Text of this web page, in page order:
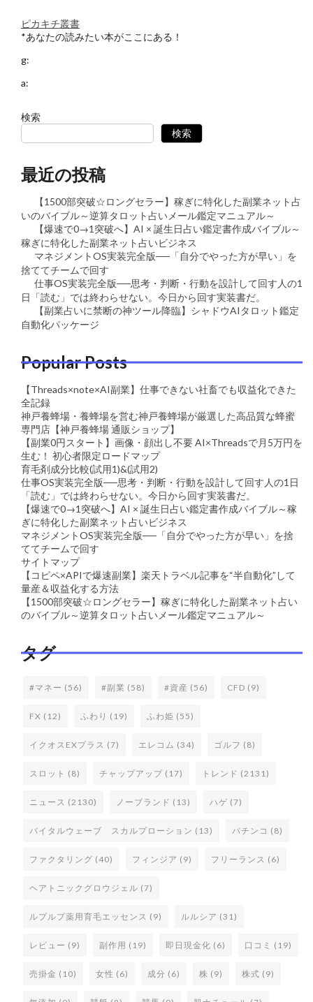
ピカキチ叢書
*あなたの読みたい本がここにある！
g:
a:
検索
検索
最近の投稿
【1500部突破☆ロングセラー】稼ぎに特化した副業ネット占
いのバイブル～逆算タロット占いメール鑑定マニュアル～
【爆速で0→1突破へ】AI × 誕生日占い鑑定書作成バイブル～
稼ぎに特化した副業ネット占いビジネス
マネジメントOS実装完全版──「自分でやった方が早い」を
捨ててチームで回す
仕事OS実装完全版──思考・判断・行動を設計して回す人の1
日「読む」では終わらせない。今日から回す実装書だ。
【副業占いに禁断の神ツール降臨】シャドウAIタロット鑑定
自動化パッケージ
Popular Posts
【Threads×note×AI副業】仕事できない社畜でも収益化できた
全記録
神戸養蜂場・養蜂場を営む神戸養蜂場が厳選した高品質な蜂蜜
専門店【神戸養蜂場 通販ショップ】
【副業0円スタート】画像・顔出し不要 AI×Threadsで月5万円を
生む！ 初心者限定ロードマップ
育毛剤成分比較(試用1)&(試用2)
仕事OS実装完全版──思考・判断・行動を設計して回す人の1日
「読む」では終わらせない。今日から回す実装書だ。
【爆速で0→1突破へ】AI × 誕生日占い鑑定書作成バイブル～稼
ぎに特化した副業ネット占いビジネス
マネジメントOS実装完全版──「自分でやった方が早い」を捨
ててチームで回す
サイトマップ
【コピペ×APIで爆速副業】楽天トラベル記事を“半自動化”して
量産＆収益化する方法
【1500部突破☆ロングセラー】稼ぎに特化した副業ネット占い
のバイブル～逆算タロット占いメール鑑定マニュアル～
タグ
#マネー (56) #副業 (58) #資産 (56) CFD (9)
FX (12) ふわり (19) ふわ姫 (55)
イクオスEXプラス (7) エレコム (34) ゴルフ (8)
スロット (8) チャップアップ (17) トレンド (2131)
ニュース (2130) ノーブランド (13) ハゲ (7)
バイタルウェーブ スカルプローション (13) パチンコ (8)
ファクタリング (40) フィンジア (9) フリーランス (6)
ヘアトニックグロウジェル (7)
ルプルプ薬用育毛エッセンス (9) ルルシア (31)
レビュー (9) 副作用 (19) 即日現金化 (6) 口コミ (19)
売掛金 (10) 女性 (6) 成分 (6) 株 (9) 株式 (9)